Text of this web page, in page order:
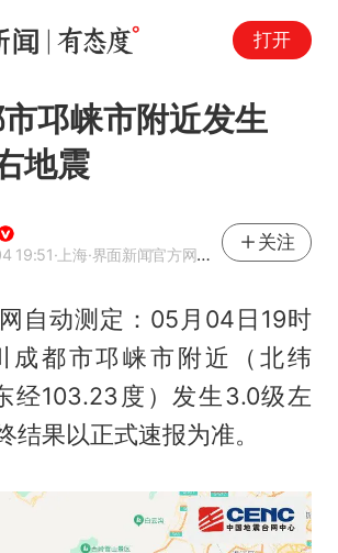
打开
邛崃市附近发生
地震
19:51·上海·界面新闻官方网易号
关注
自动测定：05月04日19时
成都市邛崃市附近（北纬
经103.23度）发生3.0级左
结果以正式速报为准。